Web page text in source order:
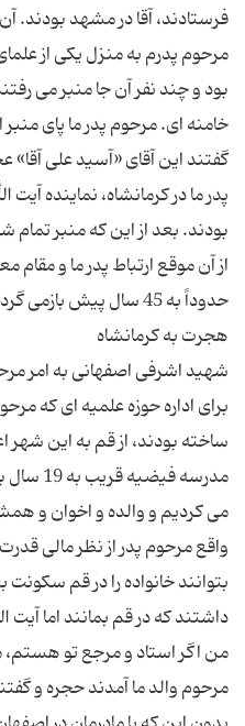
فرستادند، آقا در مشهد بودند.
مرحوم پدرم به منزل یكی از
بود و چند نفر آن جا منبر می
خامنه ای. مرحوم پدر ما پای
گفتند این آقای «آسید علی
پدر ما در كرمانشاه، نماینده آیت
بودند. بعد از این كه منبر تمام
از آن موقع ارتباط پدر ما و
شهید اشرفی اصفهانی به امر
برای اداره حوزه علمیه ای كه
ساخته بودند، از قم به این شهر
مدرسه
می كردیم و والده و اخوان و
واقع مرحوم پدر از نظر مالی
بتوانند خانواده را در قم
داشتند كه در قم بمانند اما آیت
من اگر استاد و مرجع تو
مرحوم والد ما آمدند حجره و